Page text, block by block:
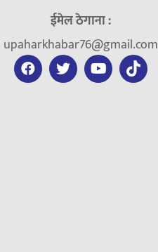
ईमेल ठेगाना :
upaharkhabar76@gmail.com